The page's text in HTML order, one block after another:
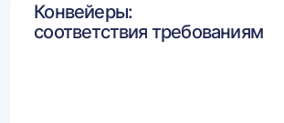
Конвейеры:
соответствия требованиям